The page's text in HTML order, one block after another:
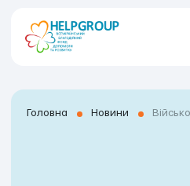
Головна Новини